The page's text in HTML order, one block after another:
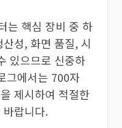
는 핵심 장비 중 하
성, 화면 품질, 시
있으므로 신중하
그에서는 700자
제시하여 적절한
랍니다.